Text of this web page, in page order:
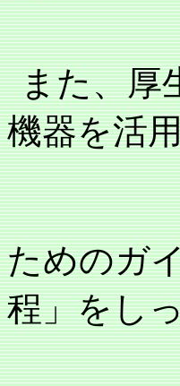
また、厚
機器を活
ためのガ
程」をし